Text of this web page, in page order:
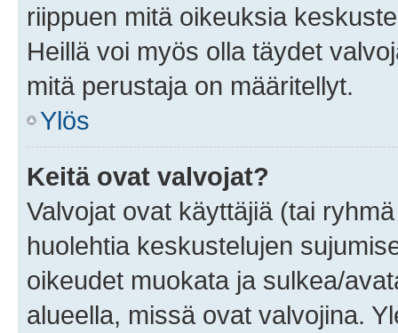
riippuen mitä oikeuksia
Heillä voi myös olla täydet
mitä perustaja on määritellyt.
Ylös
Keitä ovat valvojat?
Valvojat ovat käyttäjiä (tai
huolehtia keskustelujen
oikeudet muokata ja sulkea/
alueella, missä ovat valvojina.